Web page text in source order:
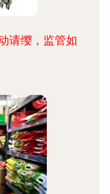
请缨，监管如